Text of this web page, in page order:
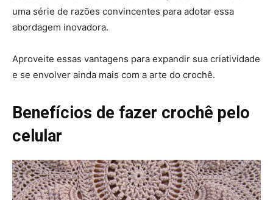
uma série de razões convincentes para adotar essa
abordagem inovadora.
Aproveite essas vantagens para expandir sua criatividade
e se envolver ainda mais com a arte do crochê.
Benefícios de fazer crochê pelo
celular